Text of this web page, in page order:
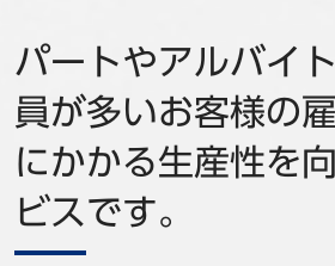
BBS Group News
事例
パートやアルバイ
員が多いお客様の
にかかる生産性を
ビスです。